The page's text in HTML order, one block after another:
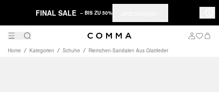
FINAL SALE – BIS ZU 50%
Home Kategorien Schuhe Riemchen-Sandalen Aus Glattleder